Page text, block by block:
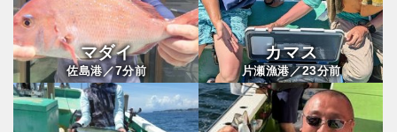
マダイ
佐島港／7分前
カマス
片瀬漁港／23分前